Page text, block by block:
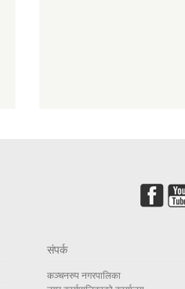
संपर्क
कञ्चनरुप नगरपालिका